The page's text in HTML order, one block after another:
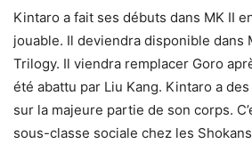
Kintaro a fait ses débuts dans MK II
jouable. Il deviendra disponible dans
Trilogy. Il viendra remplacer Goro
été abattu par Liu Kang. Kintaro a
sur la majeure partie de son corps.
sous-classe sociale chez les